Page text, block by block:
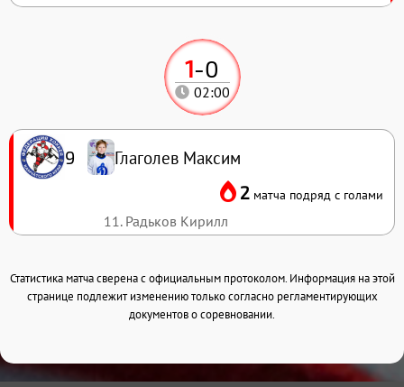
1-0
02:00
9 Глаголев Максим
2 матча подряд с голами
11. Радьков Кирилл
Статистика матча сверена с официальным протоколом. Информация на этой
странице подлежит изменению только согласно регламентирующих
документов о соревновании.